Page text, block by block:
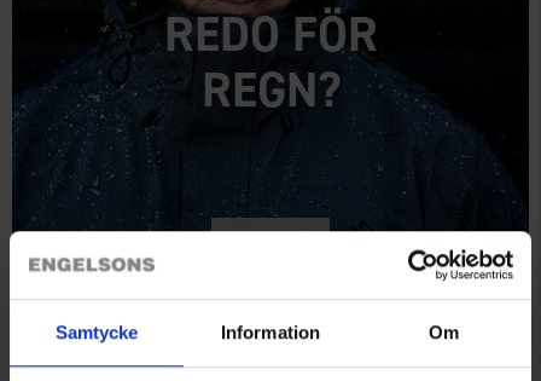
Samtycke Information Om
REDO FÖR
REGN?